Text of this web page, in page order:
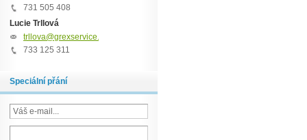
731 505 408
Lucie Trllová
trllova@grexservice.cz
733 125 311
Speciální přání